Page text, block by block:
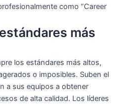
como “Career
más
los estándares más altos,
o imposibles. Suben el
a sus equipos a obtener
de alta calidad. Los líderes